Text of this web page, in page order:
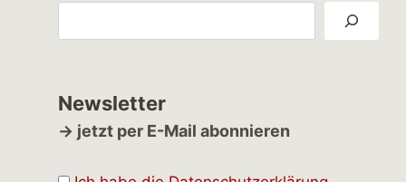
Newsletter
→ jetzt per E-Mail abonnieren